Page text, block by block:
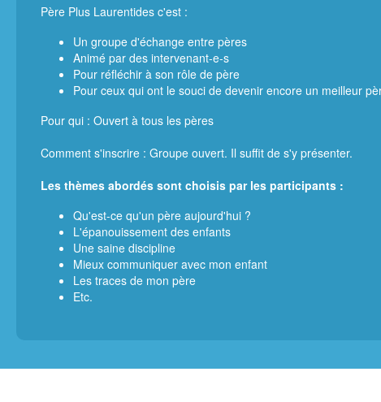
Père Plus Laurentides c'est :
Un groupe d'échange entre pères
Animé par des intervenant-e-s
Pour réfléchir à son rôle de père
Pour ceux qui ont le souci de devenir encore un meilleur
Pour qui : Ouvert à tous les pères
Comment s'inscrire : Groupe ouvert. Il suffit de s'y présenter.
Les thèmes abordés sont choisis par les participants :
Qu'est-ce qu'un père aujourd'hui ?
L'épanouissement des enfants
Une saine discipline
Mieux communiquer avec mon enfant
Les traces de mon père
Etc.